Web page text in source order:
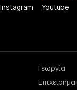
Instagram Youtube
Γεωργία